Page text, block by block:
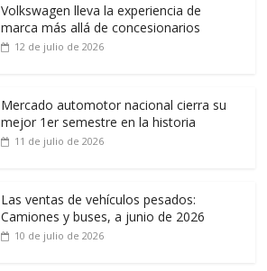
Volkswagen lleva la experiencia de
marca más allá de concesionarios
12 de julio de 2026
Mercado automotor nacional cierra su
mejor 1er semestre en la historia
11 de julio de 2026
Las ventas de vehículos pesados:
Camiones y buses, a junio de 2026
10 de julio de 2026